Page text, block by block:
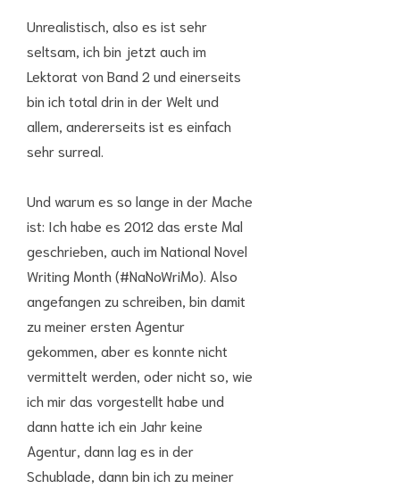
Unrealistisch, also es ist sehr
seltsam, ich bin jetzt auch im
Lektorat von Band 2 und einerseits
bin ich total drin in der Welt und
allem, andererseits ist es einfach
sehr surreal.
Und warum es so lange in der Mache
ist: Ich habe es 2012 das erste Mal
geschrieben, auch im National Novel
Writing Month (#NaNoWriMo). Also
angefangen zu schreiben, bin damit
zu meiner ersten Agentur
gekommen, aber es konnte nicht
vermittelt werden, oder nicht so, wie
ich mir das vorgestellt habe und
dann hatte ich ein Jahr keine
Agentur, dann lag es in der
Schublade, dann bin ich zu meiner